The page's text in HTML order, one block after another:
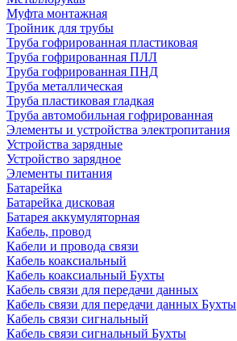
Муфта монтажная
Тройник для трубы
Труба гофрированная пластиковая
Труба гофрированная ПЛЛ
Труба гофрированная ПНД
Труба металлическая
Труба пластиковая гладкая
Труба автомобильная гофрированная
Элементы и устройства электропитания
Устройства зарядные
Устройство зарядное
Элементы питания
Батарейка
Батарейка дисковая
Батарея аккумуляторная
Кабель, провод
Кабели и провода связи
Кабель коаксиальный
Кабель коаксиальный Бухты
Кабель связи для передачи данных
Кабель связи для передачи данных Бухты
Кабель связи сигнальный
Кабель связи сигнальный Бухты